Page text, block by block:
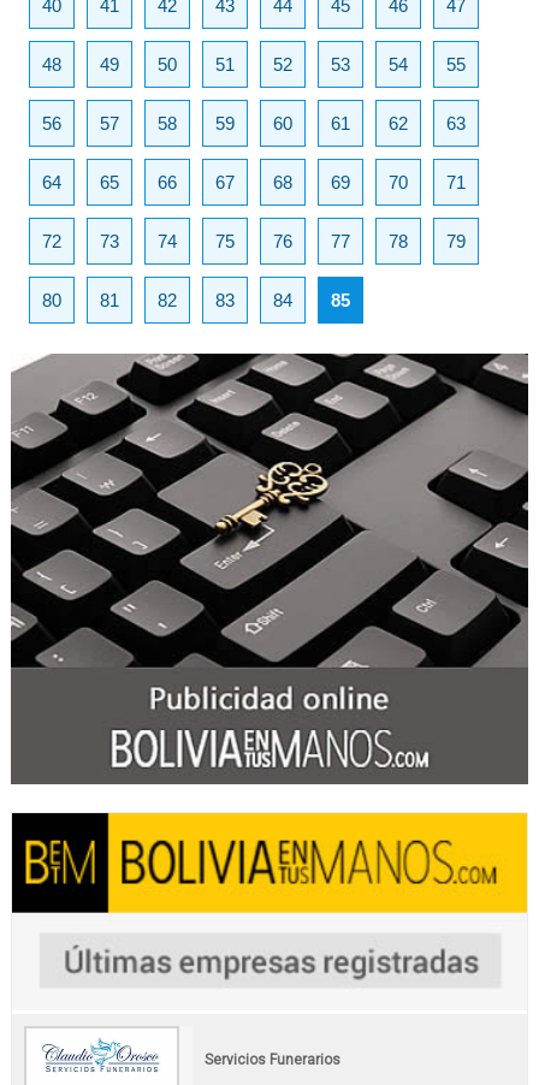
40 41 42 43 44 45 46 47
48 49 50 51 52 53 54 55
56 57 58 59 60 61 62 63
64 65 66 67 68 69 70 71
72 73 74 75 76 77 78 79
80 81 82 83 84 85
Servicios Funerarios